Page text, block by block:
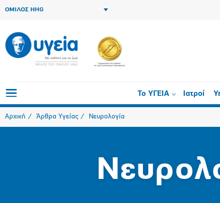
ΟΜΙΛΟΣ HHG
Το ΥΓΕΙΑ Ιατροί
Αρχική Άρθρα Υγείας Νευρολογία